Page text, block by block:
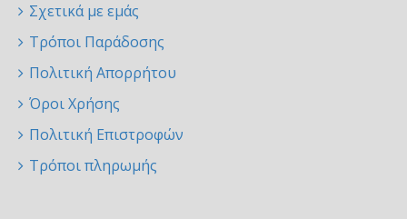
Σχετικά με εμάς
Τρόποι Παράδοσης
Πολιτική Απορρήτου
Όροι Χρήσης
Πολιτική Επιστροφών
Τρόποι πληρωμής